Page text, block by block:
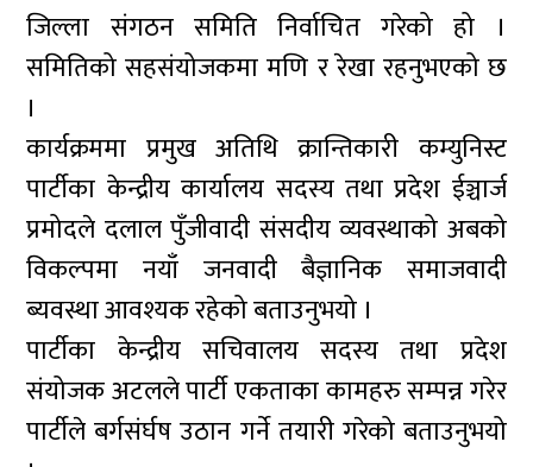
जिल्ला संगठन समिति निर्वाचित गरेको हो ।
समितिको सहसंयोजकमा मणि र रेखा रहनुभएको छ
।
कार्यक्रममा प्रमुख अतिथि क्रान्तिकारी कम्युनिस्ट
पार्टीका केन्द्रीय कार्यालय सदस्य तथा प्रदेश ईञ्चार्ज
प्रमोदले दलाल पुँजीवादी संसदीय व्यवस्थाको अबको
विकल्पमा नयाँ जनवादी बैज्ञानिक समाजवादी
ब्यवस्था आवश्यक रहेको बताउनुभयो ।
पार्टीका केन्द्रीय सचिवालय सदस्य तथा प्रदेश
संयोजक अटलले पार्टी एकताका कामहरु सम्पन्न गरेर
पार्टीले बर्गसंर्घष उठान गर्ने तयारी गरेको बताउनुभयो